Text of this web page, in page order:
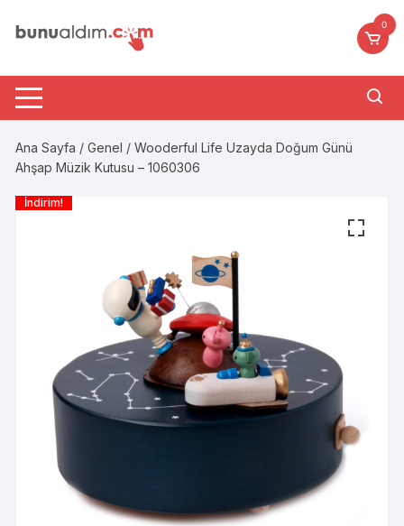
0
Ana Sayfa /Genel / Wooderful Life Uzayda Doğum Günü
Ahşap Müzik Kutusu – 1060306
İndirim!